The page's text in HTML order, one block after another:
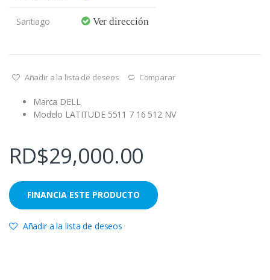
Santiago Ver dirección
Añadir a la lista de deseos Comparar
Marca DELL
Modelo LATITUDE 5511 7 16 512 NV
RD$29,000.00
Añadir a la lista de deseos